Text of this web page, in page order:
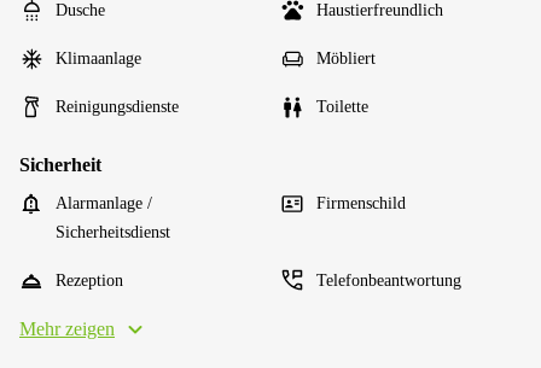
Dusche Haustierfreundlich
Klimaanlage Möbliert
Reinigungsdienste Toilette
Sicherheit
Alarmanlage /
Sicherheitsdienst
Firmenschild
Rezeption Telefonbeantwortung
Mehr zeigen